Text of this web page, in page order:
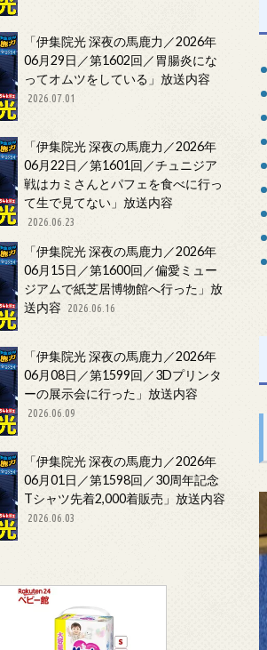
「伊集院光 深夜の馬鹿力／2026年
06月29日／第1602回／胃腸炎にな
ってオムツをしている」放送内容
2026.07.01
「伊集院光 深夜の馬鹿力／2026年
06月22日／第1601回／チュニジア
戦はカミさんとパフェを食べに行っ
て生で見てない」放送内容
2026.06.23
「伊集院光 深夜の馬鹿力／2026年
06月15日／第1600回／偏愛ミュー
ジアムで紙芝居博物館へ行った」放
送内容
2026.06.16
「伊集院光 深夜の馬鹿力／2026年
06月08日／第1599回／3Dプリンタ
ーの展示会に行った」放送内容
2026.06.09
「伊集院光 深夜の馬鹿力／2026年
06月01日／第1598回／30周年記念
Tシャツ先着2,000着販売」放送内容
2026.06.03